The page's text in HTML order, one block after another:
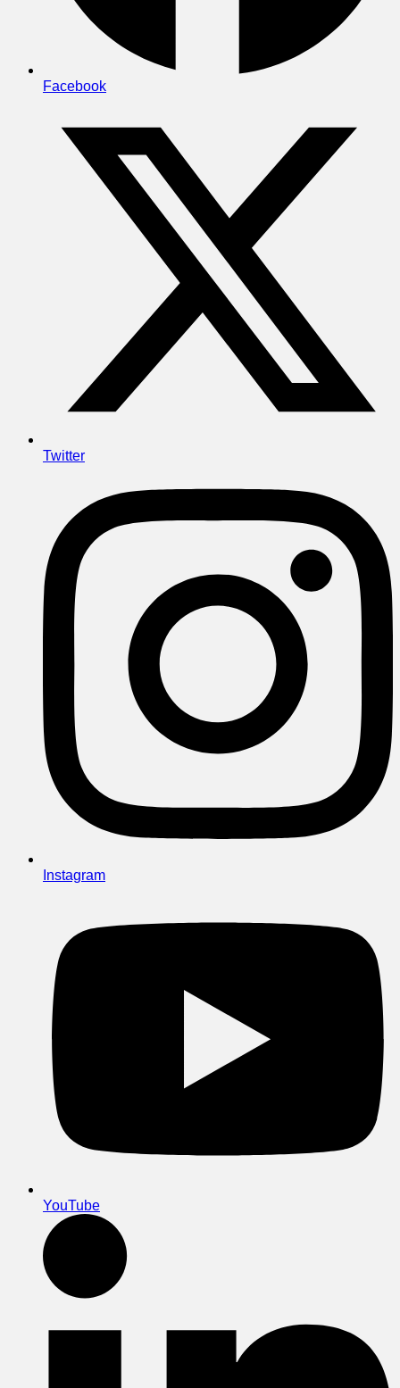
Facebook
Twitter
Instagram
YouTube